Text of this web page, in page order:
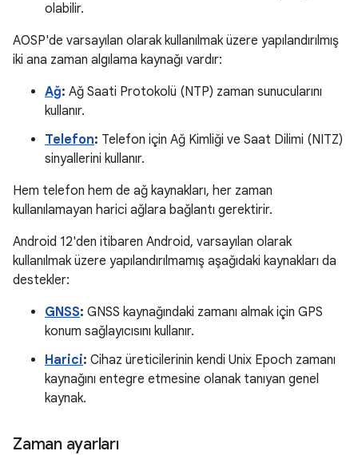
olabilir.
AOSP'de varsayılan olarak kullanılmak üzere yapılandırılmış
iki ana zaman algılama kaynağı vardır:
Ağ: Ağ Saati Protokolü (NTP) zaman sunucularını
kullanır.
Telefon: Telefon için Ağ Kimliği ve Saat Dilimi (NITZ)
sinyallerini kullanır.
Hem telefon hem de ağ kaynakları, her zaman
kullanılamayan harici ağlara bağlantı gerektirir.
Android 12'den itibaren Android, varsayılan olarak
kullanılmak üzere yapılandırılmamış aşağıdaki kaynakları da
destekler:
GNSS: GNSS kaynağındaki zamanı almak için GPS
konum sağlayıcısını kullanır.
Harici: Cihaz üreticilerinin kendi Unix Epoch zamanı
kaynağını entegre etmesine olanak tanıyan genel
kaynak.
Zaman ayarları